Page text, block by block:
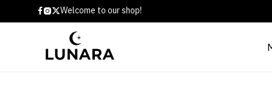
Welcome to our shop!